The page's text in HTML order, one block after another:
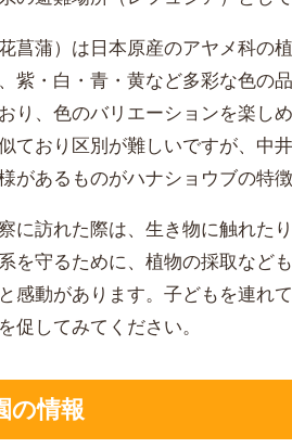
菖蒲）は日本原産のアヤメ科の
紫・白・青・黄など多彩な色の
り、色のバリエーションを楽し
ており区別が難しいですが、中
があるものがハナショウブの特徴
に訪れた際は、生き物に触れた
を守るために、植物の採取など
感動があります。子どもを連れ
促してみてください。
の情報